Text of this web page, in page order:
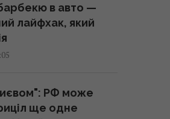
трюк із
допомагає
суп
став однією з
в авто —
лайфхак, який
РФ може
ще одне